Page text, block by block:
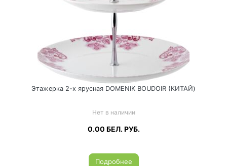
Этажерка 2-х ярусная DOMENIK BOUDOIR (КИТАЙ)
Нет в наличии
0.00 БЕЛ. РУБ.
Подробнее